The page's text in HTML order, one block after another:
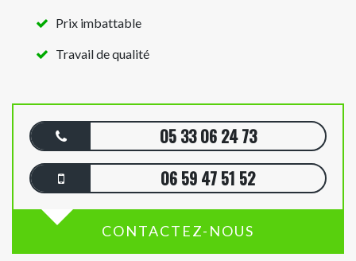
Prix imbattable
Travail de qualité
05 33 06 24 73
06 59 47 51 52
CONTACTEZ-NOUS